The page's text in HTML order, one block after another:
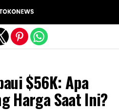
$56K: Apa
Harga Saat Ini?
version